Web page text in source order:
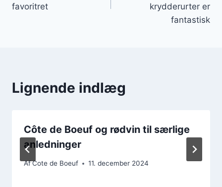
favoritret
krydderurter er
fantastisk
Lignende indlæg
Côte de Boeuf og rødvin til særlige
anledninger
AfCote de Boeuf 11. december 2024